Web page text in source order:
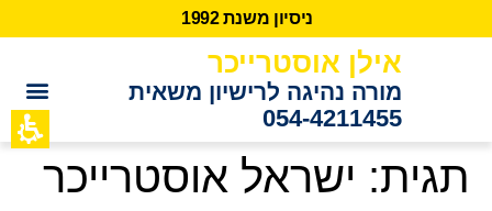
ניסיון משנת 2
9
9
1
אילן אוסטרייכר
מורה נהיגה לרישיון משאית
054-4211455
תגית: ישראל אוסטרייכר